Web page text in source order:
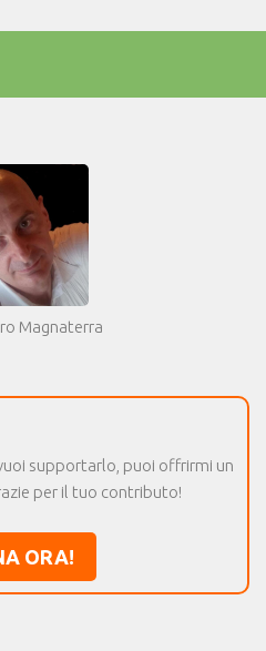
Magnaterra
supportarlo, puoi offrirmi un
per il tuo contributo!
ORA!